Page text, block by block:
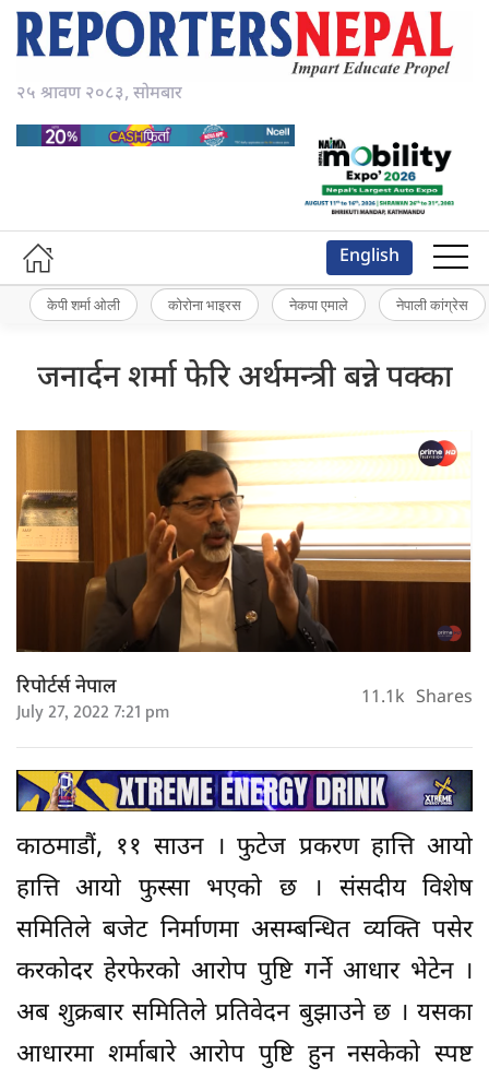
२५ श्रावण २०८३, सोमबार
English
केपी शर्मा ओली कोरोना भाइरस नेकपा एमाले नेपाली कांग्रेस
जनार्दन शर्मा फेरि अर्थमन्त्री बन्ने पक्का
रिपोर्टर्स नेपाल
July 27, 2022 7:21 pm 11.1k Shares
काठमाडौं, ११ साउन । फुटेज प्रकरण हात्ति आयो
हात्ति आयो फुस्सा भएको छ । संसदीय विशेष
समितिले बजेट निर्माणमा असम्बन्धित व्यक्ति पसेर
करकोदर हेरफेरको आरोप पुष्टि गर्ने आधार भेटेन ।
अब शुक्रबार समितिले प्रतिवेदन बुझाउने छ । यसका
आधारमा शर्माबारे आरोप पुष्टि हुन नसकेको स्पष्ट